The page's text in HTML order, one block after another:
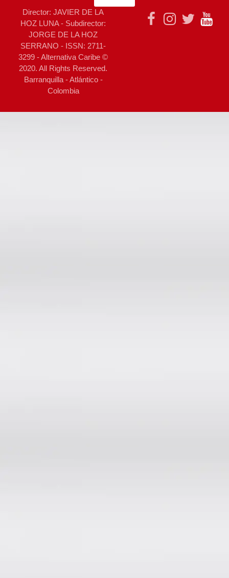
Director: JAVIER DE LA
HOZ LUNA - Subdirector:
JORGE DE LA HOZ
SERRANO - ISSN: 2711-
3299 - Alternativa Caribe ©
2020. All Rights Reserved.
Barranquilla - Atlántico -
Colombia